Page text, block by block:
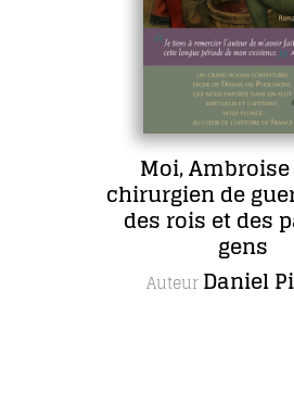
Moi, Ambroise
chirurgien de
des rois et des
gens
Auteur Daniel